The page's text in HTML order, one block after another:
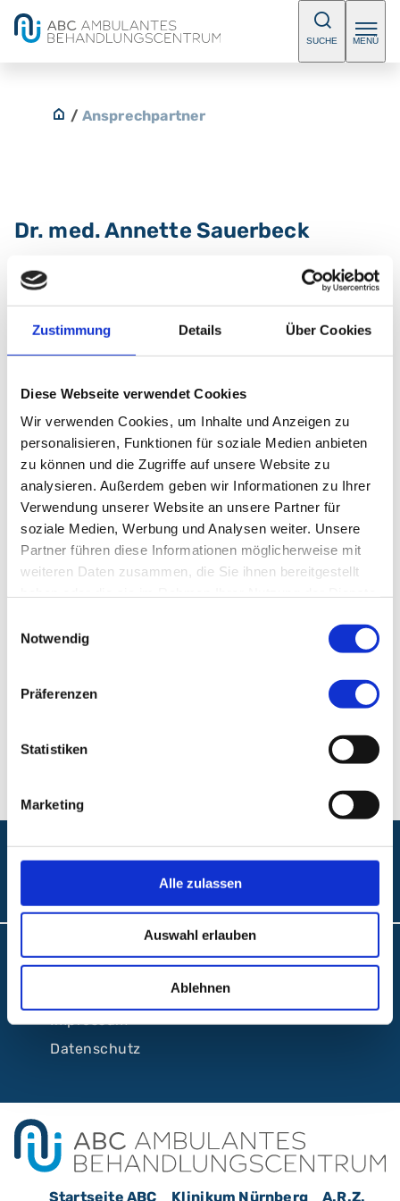
Zustimmung Details Über Cookies
Diese Webseite verwendet Cookies
Wir verwenden Cookies, um Inhalte und Anzeigen zu
personalisieren, Funktionen für soziale Medien anbieten
zu können und die Zugriffe auf unsere Website zu
analysieren. Außerdem geben wir Informationen zu Ihrer
Verwendung unserer Website an unsere Partner für
soziale Medien, Werbung und Analysen weiter. Unsere
Partner führen diese Informationen möglicherweise mit
weiteren Daten zusammen, die Sie ihnen bereitgestellt
Notwendig
Präferenzen
Statistiken
Marketing
Alle zulassen
Auswahl erlauben
Ablehnen
SUCHE MENÜ
/ Ansprechpartner
Dr. med. Annette Sauerbeck
Fachärztin/ Facharzt für Innere Medizin
E-Mail: abc-diabetologie@klinikum-nuernberg.de
Fax: +49 (0) 911 398-7841
Berufliche Qualifikationen
Zusatzbezeichnung:Diabetologie
Ambulantes BehandlungsCentrum Klinikum
Nürnberg, Campus Nord
Barrierefreiheit
Interne Meldestelle
Impressum
Datenschutz
Startseite ABC Klinikum Nürnberg A.R.Z.